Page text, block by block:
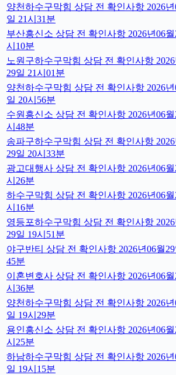
양천하수구막힘 상담 전 확인사항 2026년
일 21시31분
부산흥신소 상담 전 확인사항 2026년06월
시10분
노원구하수구막힘 상담 전 확인사항 2026
29일 21시01분
양천하수구막힘 상담 전 확인사항 2026년
일 20시56분
수원흥신소 상담 전 확인사항 2026년06월
시48분
송파구하수구막힘 상담 전 확인사항 2026
29일 20시33분
광고대행사 상담 전 확인사항 2026년06월
시26분
하수구막힘 상담 전 확인사항 2026년06월
시16분
영등포하수구막힘 상담 전 확인사항 2026
29일 19시51분
야구반티 상담 전 확인사항 2026년06월29
45분
이혼변호사 상담 전 확인사항 2026년06월
시36분
양천하수구막힘 상담 전 확인사항 2026년
일 19시29분
용인흥신소 상담 전 확인사항 2026년06월
시25분
하남하수구막힘 상담 전 확인사항 2026년
일 19시15분